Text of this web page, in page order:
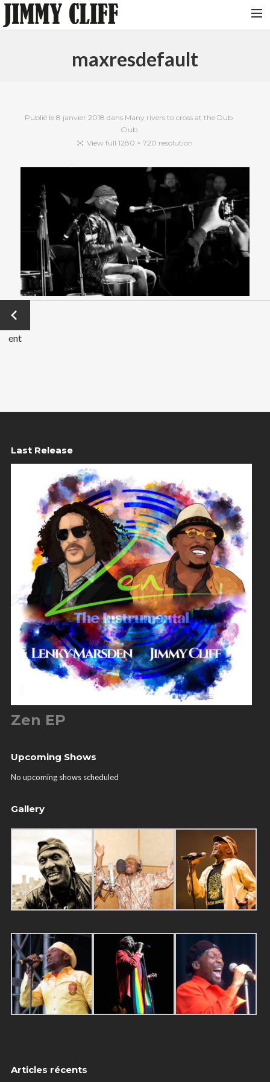
VIDEOS
CONTACT
maxresdefault
Publié le8 janvier 2018 dans Many rivers to cross at the Dub
Club
View full 1280 × 720 resolution
←
Précéd
ent
Last Release
Zen EP
Upcoming Shows
No upcoming shows scheduled
Gallery
Articles récents